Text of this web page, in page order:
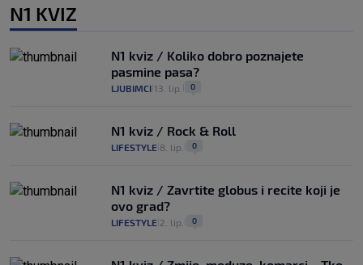
N1 KVIZ
N1 kviz / Koliko dobro poznajete
pasmine pasa?
LJUBIMCI 13. lip. 0
N1 kviz / Rock & Roll
LIFESTYLE 8. lip. 0
N1 kviz / Zavrtite globus i recite koji je
ovo grad?
LIFESTYLE 2. lip. 0